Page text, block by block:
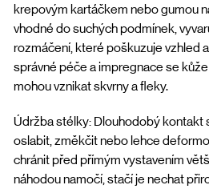
krepovým kartáčkem nebo gumou
vhodné do suchých podmínek,
rozmáčení, které poškuzuje vzhled
správné péče a impregnace se
mohou vznikat skvrny a fleky.
Údržba stélky: Dlouhodobý kontakt
oslabit, změkčit nebo lehce
chránit před přímým vystavením
náhodou namočí, stačí je nechat